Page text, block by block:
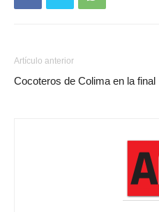
Artículo anterior
Cocoteros de Colima en la final